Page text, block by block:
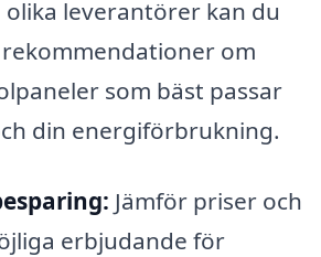
leverantörer kan du
om
som bäst passar
din energiförbrukning.
Jämför priser och
erbjudande för